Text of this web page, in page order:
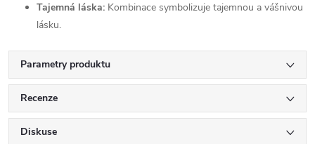
Tajemná láska: Kombinace symbolizuje tajemnou a vášnivou
lásku.
Parametry produktu
Recenze
Diskuse